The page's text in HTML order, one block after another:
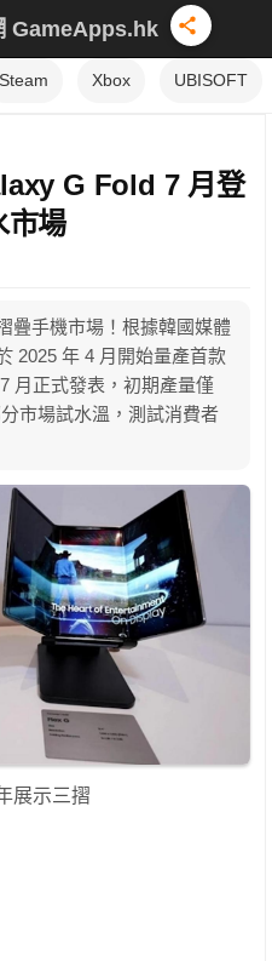
GameApps.hk
Steam Xbox UBISOFT
G Fold 7 月登
市場
疊手機市場！根據韓國媒體
2025 年 4 月開始量產首款
月正式發表，初期產量僅
市場試水溫，測試消費者
展示三摺